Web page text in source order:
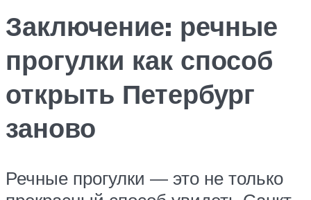
Заключение: речные
прогулки как способ
открыть Петербург
заново
Речные прогулки — это не только